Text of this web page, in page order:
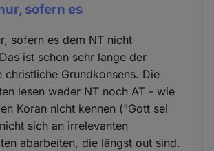
sofern es
sofern es dem NT nicht
ist schon sehr lange der
christliche Grundkonsens. Die
lesen weder NT noch AT - wie
Koran nicht kennen ("Gott sei
sich an irrelevanten
abarbeiten, die längst out sind.